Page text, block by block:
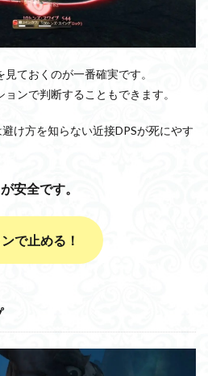
ておくのが一番確実です。
ンで判断することもできます。
け方を知らない近接DPSが死にやす
安全です。
で止める！